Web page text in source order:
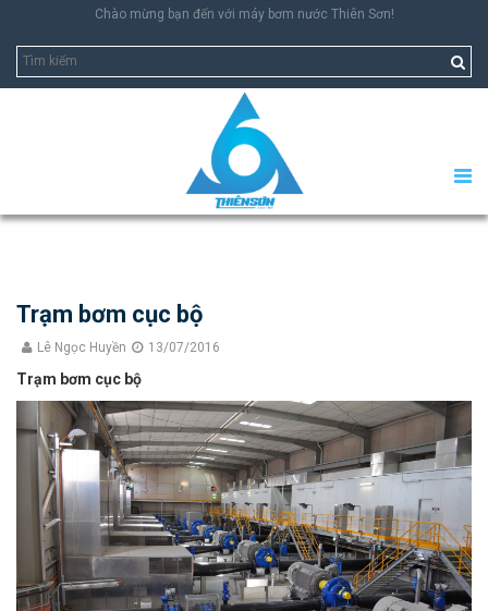
Chào mừng bạn đến với máy bơm nước Thiên Sơn!
Trạm bơm cục bộ
Lê Ngọc Huyền 13/07/2016
Trạm bơm cục bộ